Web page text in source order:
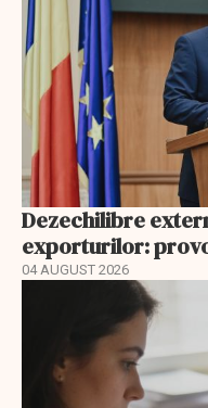
Dezechilibre
exporturilor:
04 AUGUST 2026